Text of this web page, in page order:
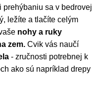
prehýbaniu sa v bedrovej
ležíte a tlačíte celým
nohy a ruky
zem. Cvik vás naučí
- zručnosti potrebnej k
ako sú napríklad drepy